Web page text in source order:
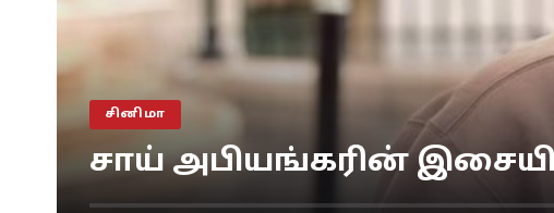
சினிமா
சாய் அபியங்கரின்